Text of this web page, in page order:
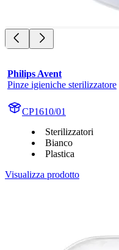
Philips Avent
Pinze igieniche sterilizzatore
CP1610/01
Sterilizzatori
Bianco
Plastica
Visualizza prodotto